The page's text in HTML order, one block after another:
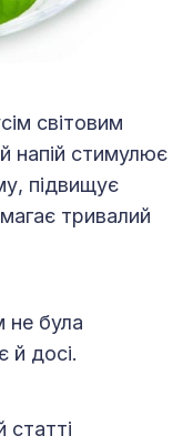
світовим
напій стимулює
підвищує
тривалий
не була
й досі.
статті